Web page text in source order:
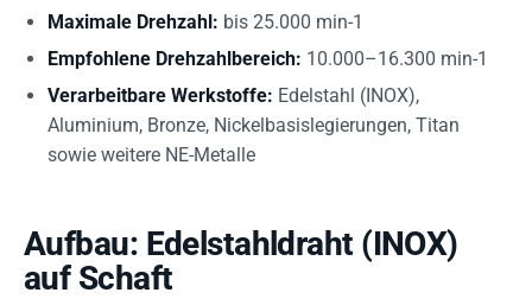
Maximale Drehzahl: bis 25.000 min-1
Empfohlene Drehzahlbereich: 10.000–16.300 min-1
Verarbeitbare Werkstoffe: Edelstahl (INOX),
Aluminium, Bronze, Nickelbasislegierungen, Titan
sowie weitere NE-Metalle
Aufbau: Edelstahldraht (INOX)
auf Schaft